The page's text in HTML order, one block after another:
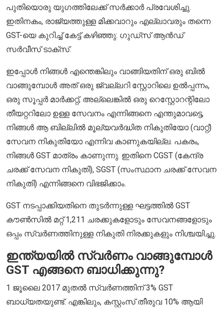
പുതിയൊരു യുഗത്തിലേക്ക് സർക്കാർ പ്രവേശിച്ചു.
ഇതിനകം, രാജ്യത്തുള്ള മിക്കവാറും എല്ലാവരും തന്നെ
GST-യെ കുറിച്ച് കേട്ട് കഴിഞ്ഞു: ഗുഡ്സ് ആൻഡ്
സർവീസ് ടാക്സ്.
ഇപ്പോൾ നിങ്ങൾ എന്തെങ്കിലും വാങ്ങിയതിന് ഒരു ബിൽ
വാങ്ങുമ്പോൾ അത് ഒരു ജ്വല്ലറി സ്റ്റോറിലെ ഉൽപ്പന്നം,
ഒരു സൂപ്പർ മാർക്കറ്റ്, അല്ലെങ്കിൽ ഒരു റെസ്റ്റോറന്റിലോ
തീയറ്ററിലോ ഉള്ള സേവനം എന്നിങ്ങനെ എന്തുമാവട്ടെ,
നിങ്ങൾ ആ ബില്ലിൽ മൂല്യവർദ്ധിത നികുതിയോ (വാറ്റ്)
സേവന നികുതിയോ എന്നിവ കാണുകയില്ല. പകരം,
നിങ്ങൾ GST മാത്രം കാണുന്നു. ഇതിനെ CGST (കേന്ദ്ര
ചരക്ക് സേവന നികുതി), SGST (സംസ്ഥാന ചരക്ക് സേവന
നികുതി) എന്നിങ്ങനെ വിഭജിക്കാം.
GST നടപ്പാക്കിയതിനെ തുടർന്നുള്ള ഘട്ടത്തിൽ GST
കൗൺസിൽ മറ്റ് 1,211 ചരക്കുകളോടും സേവനങ്ങളോടും
ഒപ്പം സ്വർണത്തിനുള്ള നികുതി നിരക്കുകളും നിശ്ചയിച്ചു.
ഇന്ത്യയിൽ സ്വർണം വാങ്ങുമ്പോൾ
GST എങ്ങനെ ബാധിക്കുന്നു?
1 ജൂലൈ 2017 മുതൽ സ്വർണത്തിന് 3% GST
ബാധ്യതയുണ്ട്. എങ്കിലും, കസ്റ്റംസ് തീരുവ 10% ആയി